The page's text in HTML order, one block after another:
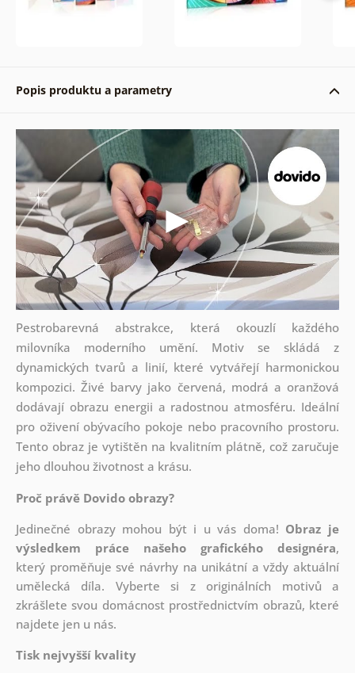
Popis produktu a parametry
Pestrobarevná abstrakce, která okouzlí každého
milovníka moderního umění. Motiv se skládá z
dynamických tvarů a linií, které vytvářejí harmonickou
kompozici. Živé barvy jako červená, modrá a oranžová
dodávají obrazu energii a radostnou atmosféru. Ideální
pro oživení obývacího pokoje nebo pracovního prostoru.
Tento obraz je vytištěn na kvalitním plátně, což zaručuje
jeho dlouhou životnost a krásu.
Proč právě Dovido obrazy?
Jedinečné obrazy mohou být i u vás doma! Obraz je
výsledkem práce našeho grafického designéra,
který proměňuje své návrhy na unikátní a vždy aktuální
umělecká díla. Vyberte si z originálních motivů a
zkrášlete svou domácnost prostřednictvím obrazů, které
najdete jen u nás.
Tisk nejvyšší kvality